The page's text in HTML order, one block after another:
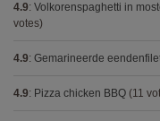
4.9: Volkorenspaghetti in
votes)
4.9: Gemarineerde
4.9: Pizza chicken BBQ (11